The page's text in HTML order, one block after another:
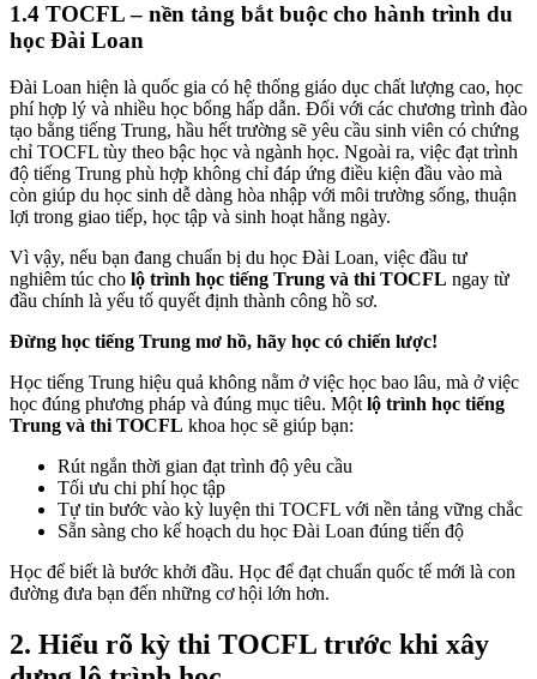
1.4 TOCFL – nền tảng bắt buộc cho hành trình du
học Đài Loan
Đài Loan hiện là quốc gia có hệ thống giáo dục chất lượng cao, học
phí hợp lý và nhiều học bổng hấp dẫn. Đối với các chương trình đào
tạo bằng tiếng Trung, hầu hết trường sẽ yêu cầu sinh viên có chứng
chỉ TOCFL tùy theo bậc học và ngành học. Ngoài ra, việc đạt trình
độ tiếng Trung phù hợp không chỉ đáp ứng điều kiện đầu vào mà
còn giúp du học sinh dễ dàng hòa nhập với môi trường sống, thuận
lợi trong giao tiếp, học tập và sinh hoạt hằng ngày.
Vì vậy, nếu bạn đang chuẩn bị du học Đài Loan, việc đầu tư
nghiêm túc cho lộ trình học tiếng Trung và thi TOCFL ngay từ
đầu chính là yếu tố quyết định thành công hồ sơ.
Đừng học tiếng Trung mơ hồ, hãy học có chiến lược!
Học tiếng Trung hiệu quả không nằm ở việc học bao lâu, mà ở việc
học đúng phương pháp và đúng mục tiêu. Một lộ trình học tiếng
Trung và thi TOCFL khoa học sẽ giúp bạn:
Rút ngắn thời gian đạt trình độ yêu cầu
Tối ưu chi phí học tập
Tự tin bước vào kỳ luyện thi TOCFL với nền tảng vững chắc
Sẵn sàng cho kế hoạch du học Đài Loan đúng tiến độ
Học để biết là bước khởi đầu. Học để đạt chuẩn quốc tế mới là con
đường đưa bạn đến những cơ hội lớn hơn.
2. Hiểu rõ kỳ thi TOCFL trước khi xây